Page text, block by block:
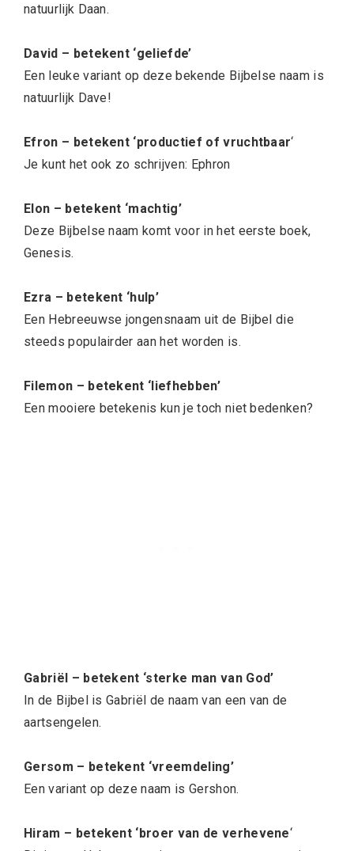
natuurlijk Daan.
David – betekent ‘geliefde’
Een leuke variant op deze bekende Bijbelse naam is
natuurlijk Dave!
Efron – betekent ‘productief of vruchtbaar‘
Je kunt het ook zo schrijven: Ephron
Elon – betekent ‘machtig’
Deze Bijbelse naam komt voor in het eerste boek,
Genesis.
Ezra – betekent ‘hulp’
Een Hebreeuwse jongensnaam uit de Bijbel die
steeds populairder aan het worden is.
Filemon – betekent ‘liefhebben’
Een mooiere betekenis kun je toch niet bedenken?
Gabriël – betekent ‘sterke man van God’
In de Bijbel is Gabriël de naam van een van de
aartsengelen.
Gersom – betekent ‘vreemdeling’
Een variant op deze naam is Gershon.
Hiram – betekent ‘broer van de verhevene‘